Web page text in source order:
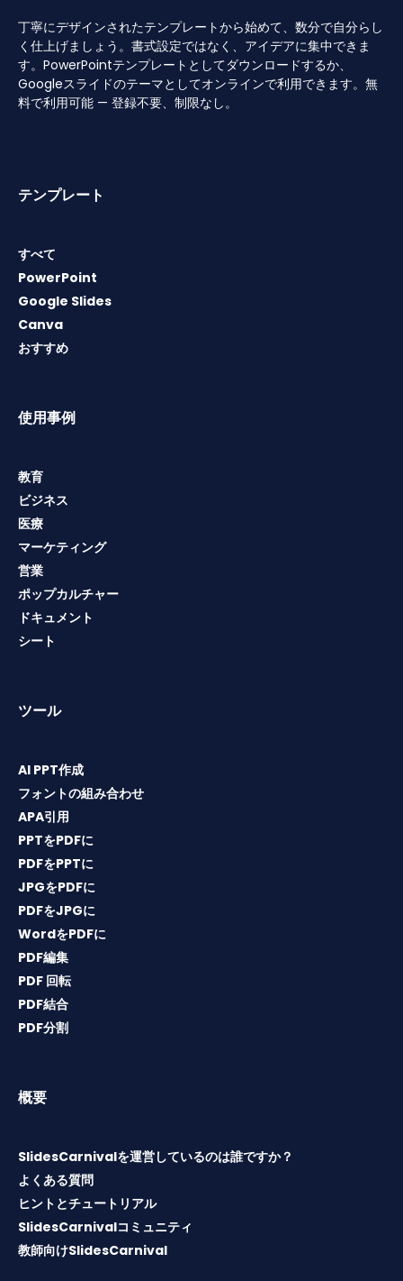
丁寧にデザインされたテンプレートから始めて、数分で自分らし
く仕上げましょう。書式設定ではなく、アイデアに集中できま
す。PowerPointテンプレートとしてダウンロードするか、
Googleスライドのテーマとしてオンラインで利用できます。無
料で利用可能 — 登録不要、制限なし。
テンプレート
すべて
PowerPoint
Google Slides
Canva
おすすめ
使用事例
教育
ビジネス
医療
マーケティング
営業
ポップカルチャー
ドキュメント
シート
ツール
AI PPT作成
フォントの組み合わせ
APA引用
PPTをPDFに
PDFをPPTに
JPGをPDFに
PDFをJPGに
WordをPDFに
PDF編集
PDF 回転
PDF結合
PDF分割
概要
SlidesCarnivalを運営しているのは誰ですか？
よくある質問
ヒントとチュートリアル
SlidesCarnivalコミュニティ
教師向けSlidesCarnival